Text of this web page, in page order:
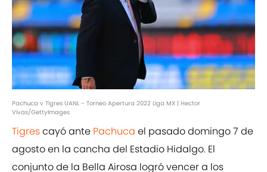
Pachuca v Tigres UANL - Torneo Apertura 2022 Liga MX | Hector
Vivas/GettyImages
Tigrescayó ante Pachuca el pasado domingo 7 de
agosto en la cancha del Estadio Hidalgo. El
conjunto de la Bella Airosa logró vencer a los